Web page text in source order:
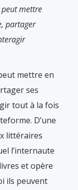
peut mettre
partager
mettre en
ses
tout à la fois
D’une
littéraires
l’internaute
et opère
ils peuvent